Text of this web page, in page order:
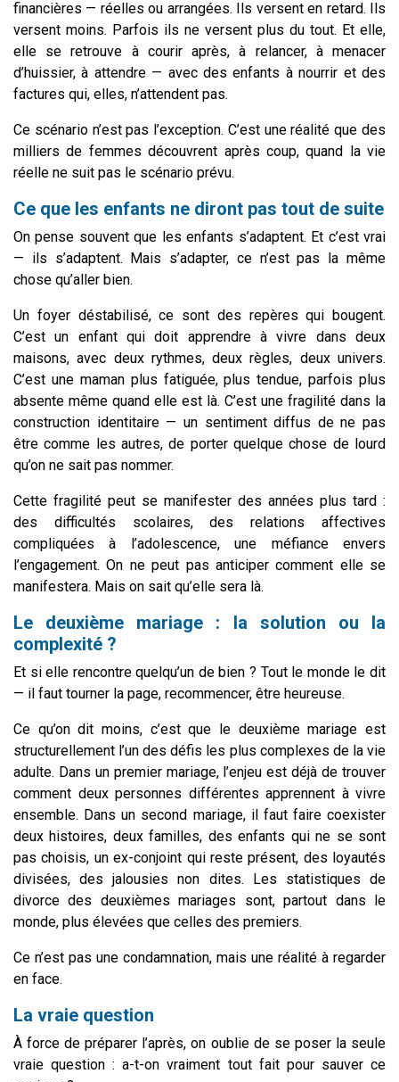
financières — réelles ou arrangées. Ils versent en retard. Ils
versent moins. Parfois ils ne versent plus du tout. Et elle,
elle se retrouve à courir après, à relancer, à menacer
d’huissier, à attendre — avec des enfants à nourrir et des
factures qui, elles, n’attendent pas.
Ce scénario n’est pas l’exception. C’est une réalité que des
milliers de femmes découvrent après coup, quand la vie
réelle ne suit pas le scénario prévu.
Ce que les enfants ne diront pas tout de suite
On pense souvent que les enfants s’adaptent. Et c’est vrai
— ils s’adaptent. Mais s’adapter, ce n’est pas la même
chose qu’aller bien.
Un foyer déstabilisé, ce sont des repères qui bougent.
C’est un enfant qui doit apprendre à vivre dans deux
maisons, avec deux rythmes, deux règles, deux univers.
C’est une maman plus fatiguée, plus tendue, parfois plus
absente même quand elle est là. C’est une fragilité dans la
construction identitaire — un sentiment diffus de ne pas
être comme les autres, de porter quelque chose de lourd
qu’on ne sait pas nommer.
Cette fragilité peut se manifester des années plus tard :
des difficultés scolaires, des relations affectives
compliquées à l’adolescence, une méfiance envers
l’engagement. On ne peut pas anticiper comment elle se
manifestera. Mais on sait qu’elle sera là.
Le deuxième mariage : la solution ou la
complexité ?
Et si elle rencontre quelqu’un de bien ? Tout le monde le dit
— il faut tourner la page, recommencer, être heureuse.
Ce qu’on dit moins, c’est que le deuxième mariage est
structurellement l’un des défis les plus complexes de la vie
adulte. Dans un premier mariage, l’enjeu est déjà de trouver
comment deux personnes différentes apprennent à vivre
ensemble. Dans un second mariage, il faut faire coexister
deux histoires, deux familles, des enfants qui ne se sont
pas choisis, un ex-conjoint qui reste présent, des loyautés
divisées, des jalousies non dites. Les statistiques de
divorce des deuxièmes mariages sont, partout dans le
monde, plus élevées que celles des premiers.
Ce n’est pas une condamnation, mais une réalité à regarder
en face.
La vraie question
À force de préparer l’après, on oublie de se poser la seule
vraie question : a-t-on vraiment tout fait pour sauver ce